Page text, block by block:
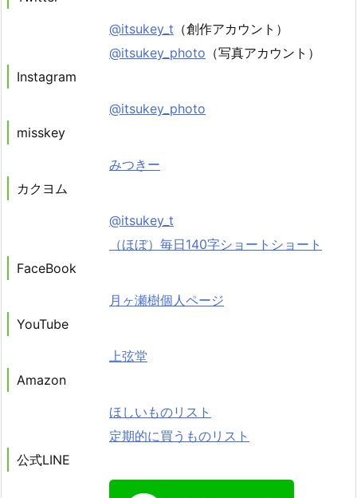
@itsukey_t （創作アカウント）
@itsukey_photo （写真アカウント）
Instagram
@itsukey_photo
misskey
みつきー
カクヨム
@itsukey_t
（ほぼ）毎日140字ショートショート
FaceBook
月ヶ瀬樹個人ページ
YouTube
上弦堂
Amazon
ほしいものリスト
定期的に買うものリスト
公式LINE